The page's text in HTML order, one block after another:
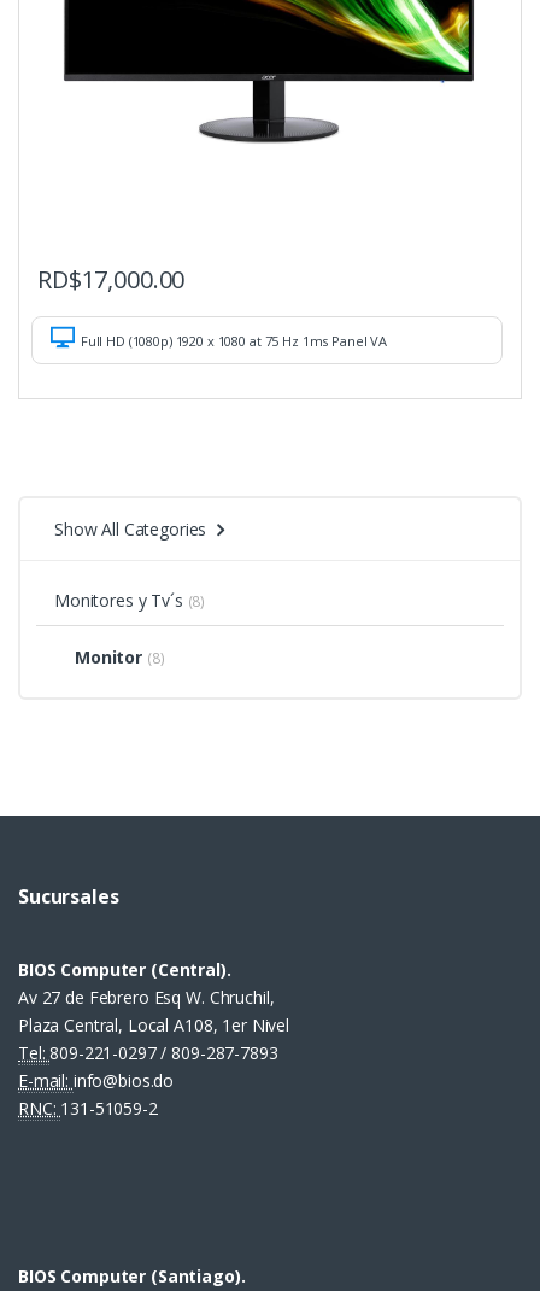
RD$17,000.00
Full HD (1080p) 1920 x 1080 at 75 Hz 1ms Panel VA
Show All Categories
Monitores y Tv´s (8)
Monitor (8)
Sucursales
BIOS Computer (Central).
Av 27 de Febrero Esq W. Chruchil,
Plaza Central, Local A108, 1er Nivel
Tel:809-221-0297 / 809-287-7893
E-mail: info@bios.do
RNC: 131-51059-2
BIOS Computer (Santiago).